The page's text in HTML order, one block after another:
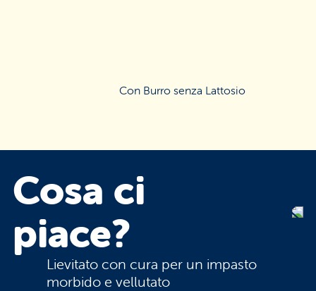
Con Burro senza Lattosio
Cosa ci
piace?
Lievitato con cura per un impasto
morbido e vellutato